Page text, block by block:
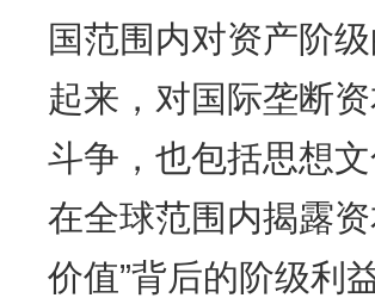
国范围内对资产阶
起来，对国际垄断
斗争，也包括思想
在全球范围内揭露
价值”背后的阶级利